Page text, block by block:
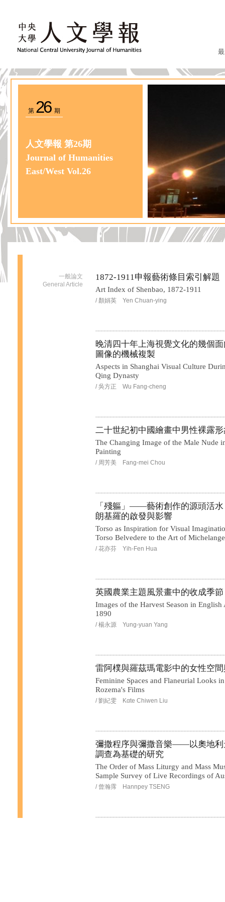
第 26期
人文學報 第26期
Journal of Humanities
East/West Vol.26
一般論文
General Article
1872-1911申報藝術條目索引解題
Art Index of Shenbao, 1872-1911
/ 顏娟英 Yen Chuan-ying
晚清四十年上海視覺文化的幾個
圖像的機械複製
Aspects in Shanghai Visual Culture
Qing Dynasty
/ 吳方正 Wu Fang-cheng
二十世紀初中國繪畫中男性裸露
The Changing Image of the Male Nude
Painting
/ 周芳美 Fang-mei Chou
「殘軀」——藝術創作的源頭活水
朗基羅的啟發與影響
Torso as Inspiration for Visual
Torso Belvedere to the Art of
/ 花亦芬 Yih-Fen Hua
英國農業主題風景畫中的收成季節
Images of the Harvest Season in
1890
/ 楊永源 Yung-yuan Yang
雷阿樸與羅茲瑪電影中的女性空
Feminine Spaces and Flaneurial Looks
Rozema's Films
/ 劉紀雯 Kαte Chiwen Liu
彌撒程序與彌撒音樂——以奧地利
調查為基礎的研究
The Order of Mass Liturgy and Mass
Sample Survey of Live Recordings of
/ 曾瀚霈 Hannpey TSENG